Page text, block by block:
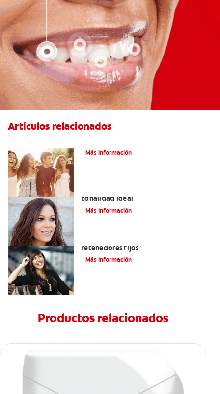
Artículos relacionados
Más información
tonalidad ideal
Más información
retenedores fijos
Más información
Productos relacionados